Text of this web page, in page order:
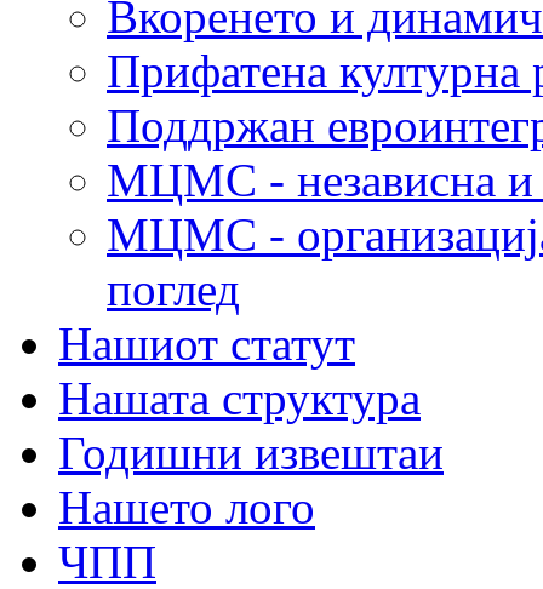
Вкоренето и
Прифатена културна
Поддржан
МЦМС - независна и
МЦМС -
поглед
Нашиот статут
Нашата структура
Годишни извештаи
Нашето лого
ЧПП